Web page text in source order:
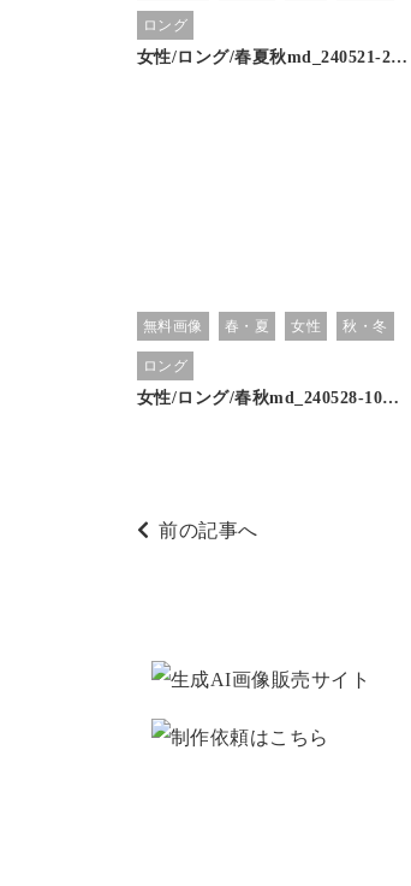
ロング
女性/ロング/春夏秋md_240521-2…
無料画像 春・夏 女性 秋・冬
ロング
女性/ロング/春秋md_240528-10…
前の記事へ